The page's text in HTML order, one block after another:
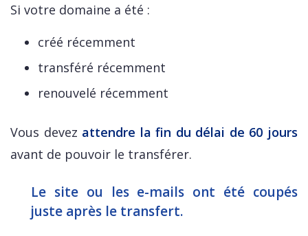
Si votre domaine a été :
créé récemment
transféré récemment
renouvelé récemment
Vous devez attendre la fin du délai de 60 jours
avant de pouvoir le transférer.
Le site ou les e-mails ont été coupés
juste après le transfert.